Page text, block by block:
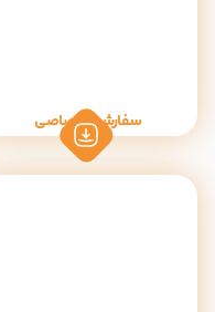
سفارش اختصاصی